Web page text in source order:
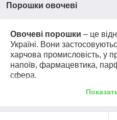
Порошки овочеві
Овочеві порошки – це
Україні. Вони
харчова промисловість, у
напоїв, фармацевтика,
сфера.